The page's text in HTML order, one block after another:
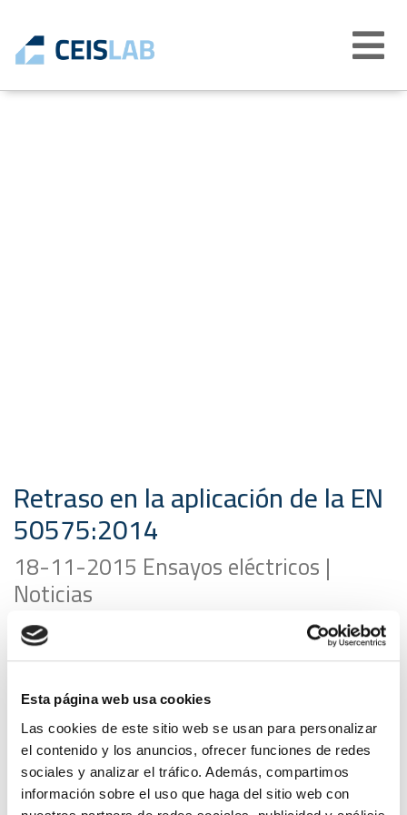
Esta página web usa cookies
Las cookies de este sitio web se usan para personalizar
el contenido y los anuncios, ofrecer funciones de redes
sociales y analizar el tráfico. Además, compartimos
información sobre el uso que haga del sitio web con
Abrir
menú
Retraso en la aplicación de la EN
50575:2014
18-11-2015 Ensayos eléctricos |
Noticias
La norma EN 50575:2014,
Power, control and
communications cables – cables for general applications in
retrasa su fecha de aplicación e inicio del periodo de
coexistencia de Diciembre de 2015 a Julio de 2016.
El periodo de coexistencia finalizará en julio de 2017,
coincidiendo con la entrada en vigor del Marco CE